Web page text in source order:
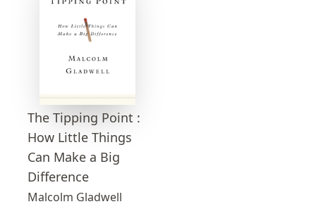
The Tipping Point :
How Little Things
Can Make a Big
Difference
Malcolm Gladwell